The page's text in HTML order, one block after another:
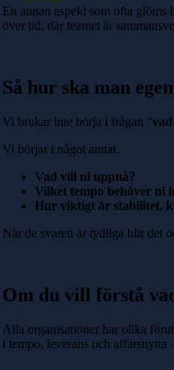
En annan aspekt som ofta
över tid, där teamet är
Så hur ska man
Vi brukar inte börja i frågan “
Vi börjar i något annat.
Vad vill ni uppnå?
Vilket tempo behöver ni
Hur viktigt är stabilitet,
När de svaren är tydliga blir det
Om du vill förstå
Alla organisationer har olika
i tempo, leverans och affärsnytta